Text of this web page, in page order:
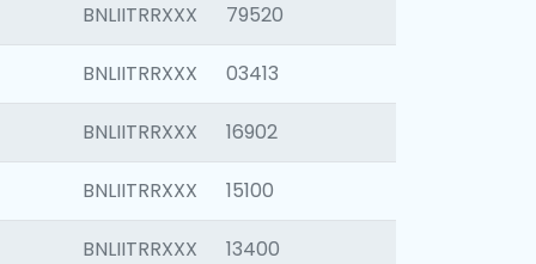
BNLIITRRXXX 79520
BNLIITRRXXX 03413
BNLIITRRXXX 16902
BNLIITRRXXX 15100
BNLIITRRXXX 13400